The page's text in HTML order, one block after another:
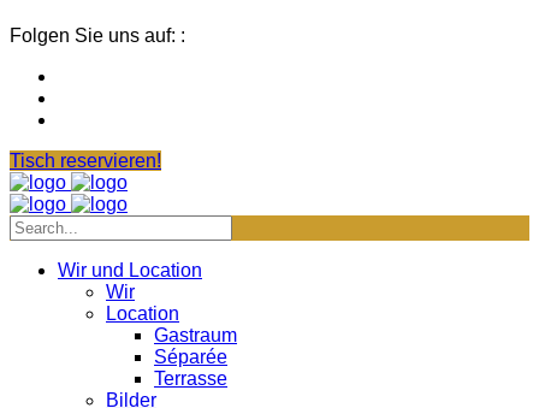
Folgen Sie uns auf: :
Tisch reservieren!
Wir und Location
Wir
Location
Gastraum
Séparée
Terrasse
Bilder